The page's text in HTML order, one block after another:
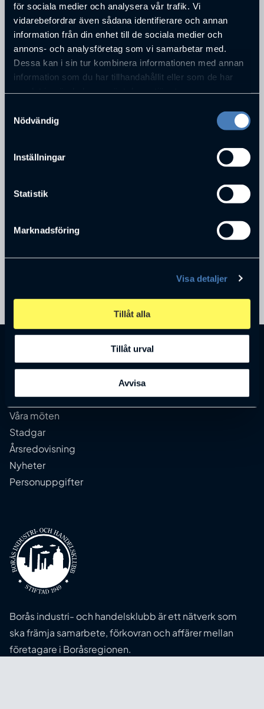
för sociala medier och analysera vår trafik. Vi
vidarebefordrar även sådana identifierare och annan
information från din enhet till de sociala medier och
annons- och analysföretag som vi samarbetar med.
Dessa kan i sin tur kombinera informationen med annan
information som du har tillhandahållit eller som de har
Nödvändig
Inställningar
Statistik
Marknadsföring
Visa detaljer
Tillåt alla
Tillåt urval
Avvisa
PERSONER SOM JOBBAR PÅEKONOMI &
REVISION I BORÅS AB
Hans Bertilsson
Ekonomi & Revision i Borås AB
Borås industri- och handelsklubb är ett nätverk som
ska främja samarbete, förkovran och affärer mellan
företagare i Boråsregionen.
info@handelsklubben.se
Våra möten
Stadgar
Årsredovisning
Nyheter
Personuppgifter